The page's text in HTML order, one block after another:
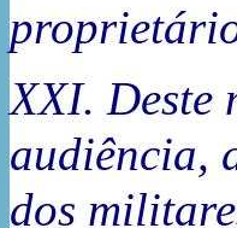
XXI. Deste
audiência,
dos